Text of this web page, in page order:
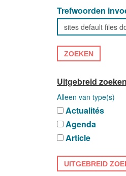
Trefwoorden
ZOEKEN
Uitgebreid zoeken
Alleen van type(s)
Actualités
Agenda
Article
UITGEBREID